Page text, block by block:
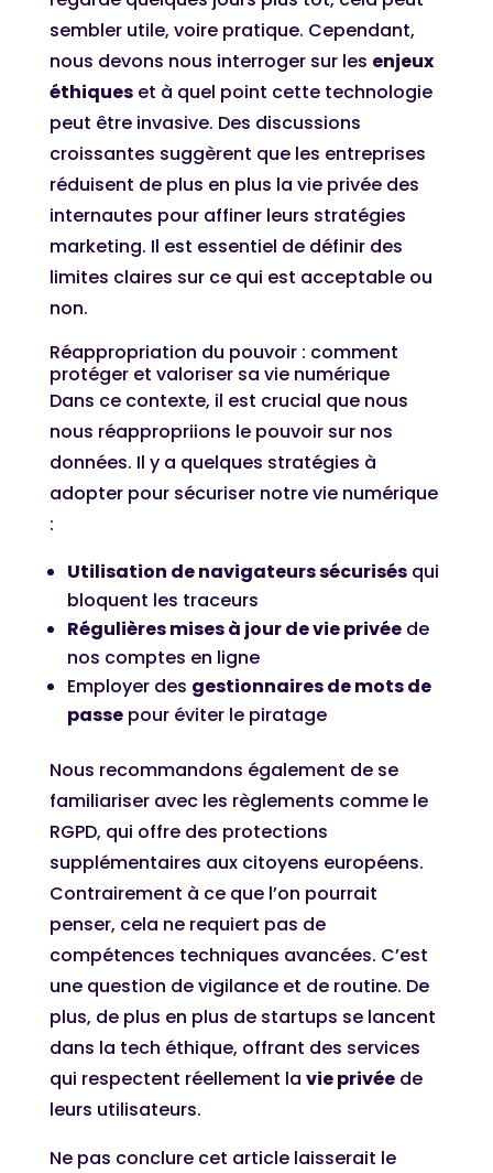
sembler utile, voire pratique. Cependant,
nous devons nous interroger sur les enjeux
éthiqueset à quel point cette technologie
peut être invasive. Des discussions
croissantes suggèrent que les entreprises
réduisent de plus en plus la vie privée des
internautes pour affiner leurs stratégies
marketing. Il est essentiel de définir des
limites claires sur ce qui est acceptable ou
non.
Réappropriation du pouvoir : comment
protéger et valoriser sa vie numérique
Dans ce contexte, il est crucial que nous
nous réappropriions le pouvoir sur nos
données. Il y a quelques stratégies à
adopter pour sécuriser notre vie numérique
:
Utilisation de navigateurs sécurisésqui
bloquent les traceurs
Régulières mises à jour de vie privéede
nos comptes en ligne
Employer des gestionnaires de mots de
passepour éviter le piratage
Nous recommandons également de se
familiariser avec les règlements comme le
RGPD, qui offre des protections
supplémentaires aux citoyens européens.
Contrairement à ce que l’on pourrait
penser, cela ne requiert pas de
compétences techniques avancées. C’est
une question de vigilance et de routine. De
plus, de plus en plus de startups se lancent
dans la tech éthique, offrant des services
qui respectent réellement la vie privéede
leurs utilisateurs.
Ne pas conclure cet article laisserait le